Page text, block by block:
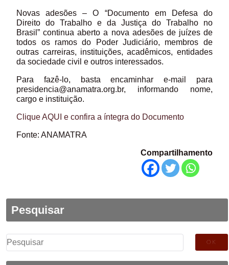
Novas adesões – O “Documento em Defesa do
Direito do Trabalho e da Justiça do Trabalho no
Brasil” continua aberto a nova adesões de juízes de
todos os ramos do Poder Judiciário, membros de
outras carreiras, instituições, acadêmicos, entidades
da sociedade civil e outros interessados.
Para fazê-lo, basta encaminhar e-mail para
presidencia@anamatra.org.br, informando nome,
cargo e instituição.
Clique AQUI e confira a íntegra do Documento
Fonte: ANAMATRA
Compartilhamento
Pesquisar
Pesquisar
por: